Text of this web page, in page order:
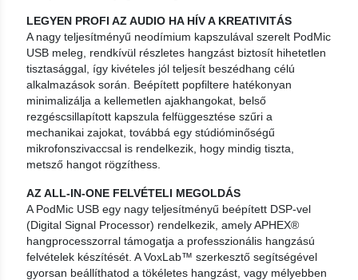
LEGYEN PROFI AZ AUDIO HA HÍV A KREATIVITÁS
A nagy teljesítményű neodímium kapszulával szerelt PodMic
USB meleg, rendkívül részletes hangzást biztosít hihetetlen
tisztasággal, így kivételes jól teljesít beszédhang célú
alkalmazások során. Beépített popfiltere hatékonyan
minimalizálja a kellemetlen ajakhangokat, belső
rezgéscsillapított kapszula felfüggesztése szűri a
mechanikai zajokat, továbbá egy stúdióminőségű
mikrofonszivaccsal is rendelkezik, hogy mindig tiszta,
metsző hangot rögzíthess.
AZ ALL-IN-ONE FELVÉTELI MEGOLDÁS
A PodMic USB egy nagy teljesítményű beépített DSP-vel
(Digital Signal Processor) rendelkezik, amely APHEX®
hangprocesszorral támogatja a professzionális hangzású
felvételek készítését. A VoxLab™ szerkesztő segítségével
gyorsan beállíthatod a tökéletes hangzást, vagy mélyebben